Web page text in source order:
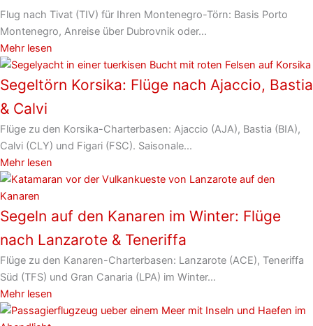
Flug nach Tivat (TIV) für Ihren Montenegro-Törn: Basis Porto
Montenegro, Anreise über Dubrovnik oder...
Mehr lesen
Segeltörn Korsika: Flüge nach Ajaccio, Bastia
& Calvi
Flüge zu den Korsika-Charterbasen: Ajaccio (AJA), Bastia (BIA),
Calvi (CLY) und Figari (FSC). Saisonale...
Mehr lesen
Segeln auf den Kanaren im Winter: Flüge
nach Lanzarote & Teneriffa
Flüge zu den Kanaren-Charterbasen: Lanzarote (ACE), Teneriffa
Süd (TFS) und Gran Canaria (LPA) im Winter...
Mehr lesen